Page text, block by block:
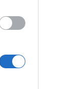
εξυπηρετικοί με
συνέπεια είναι
και στην ομάδα